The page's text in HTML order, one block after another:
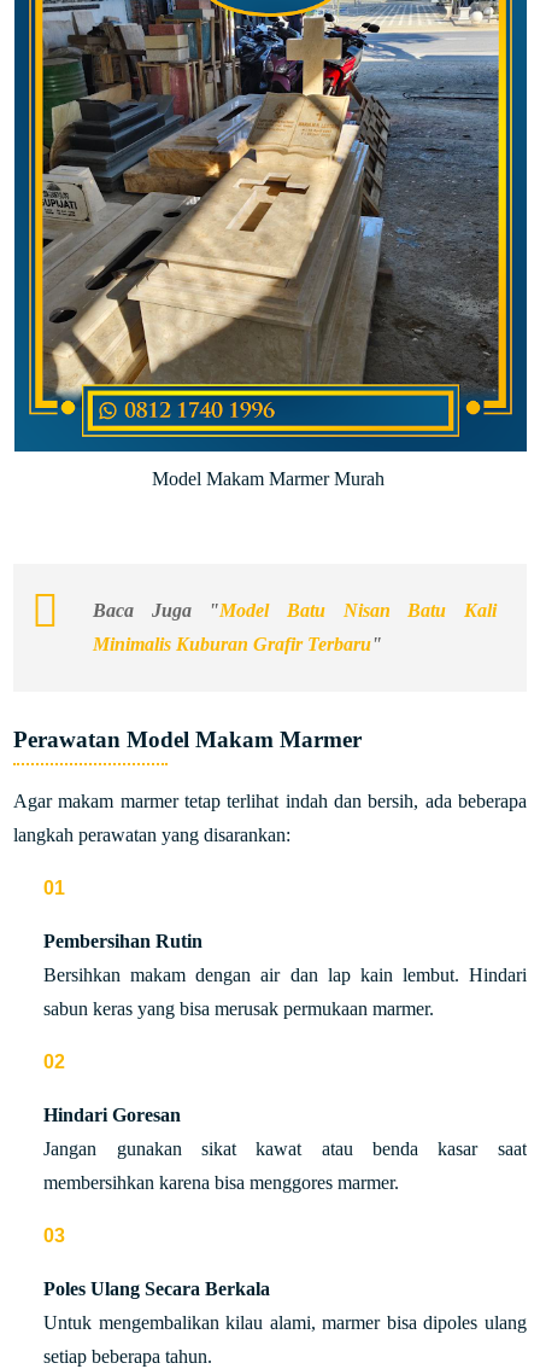
Model Makam Marmer Murah
Baca Juga "Model Batu Nisan Batu Kali
Minimalis Kuburan Grafir Terbaru"
Perawatan Model Makam Marmer
Agar makam marmer tetap terlihat indah dan bersih, ada beberapa
langkah perawatan yang disarankan:
Pembersihan Rutin
Bersihkan makam dengan air dan lap kain lembut. Hindari
sabun keras yang bisa merusak permukaan marmer.
Hindari Goresan
Jangan gunakan sikat kawat atau benda kasar saat
membersihkan karena bisa menggores marmer.
Poles Ulang Secara Berkala
Untuk mengembalikan kilau alami, marmer bisa dipoles ulang
setiap beberapa tahun.